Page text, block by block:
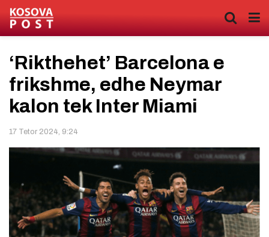
‘Rikthehet’ Barcelona e
frikshme, edhe Neymar
kalon tek Inter Miami
17 Tetor 2024, 9:24